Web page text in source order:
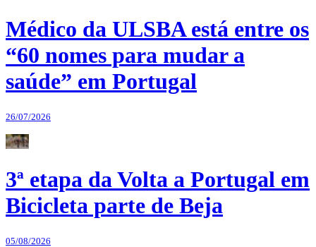
Médico da ULSBA está entre os
“60 nomes para mudar a
saúde” em Portugal
26/07/2026
3ª etapa da Volta a Portugal em
Bicicleta parte de Beja
05/08/2026